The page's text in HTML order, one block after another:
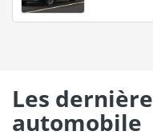
Les
automobile